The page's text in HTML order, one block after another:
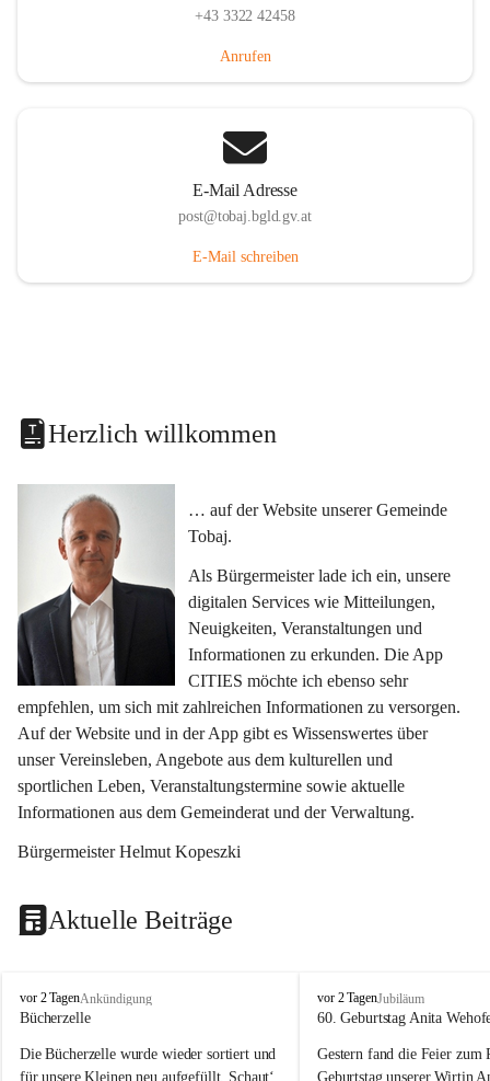
+43 3322 42458
Anrufen
E-Mail Adresse
post@tobaj.bgld.gv.at
E-Mail schreiben
Herzlich willkommen
… auf der Website unserer Gemeinde
Tobaj.
Als Bürgermeister lade ich ein, unsere
digitalen Services wie Mitteilungen,
Neuigkeiten, Veranstaltungen und
Informationen zu erkunden. Die App
CITIES möchte ich ebenso sehr
empfehlen, um sich mit zahlreichen Informationen zu versorgen.
Auf der Website und in der App gibt es Wissenswertes über
unser Vereinsleben, Angebote aus dem kulturellen und
sportlichen Leben, Veranstaltungstermine sowie aktuelle
Informationen aus dem Gemeinderat und der Verwaltung.
Bürgermeister Helmut Kopeszki
Aktuelle Beiträge
T
o
a
vor 2 TagenAnkündigung
Bücherzelle
Die Bücherzelle wurde wieder sortiert und
für unsere Kleinen neu aufgefüllt. Schaut‘
T
o
a
vor 2 TagenJubiläum
60. Geburtstag Anita
Gestern fand die Feier zum
Geburtstag unserer Wirtin